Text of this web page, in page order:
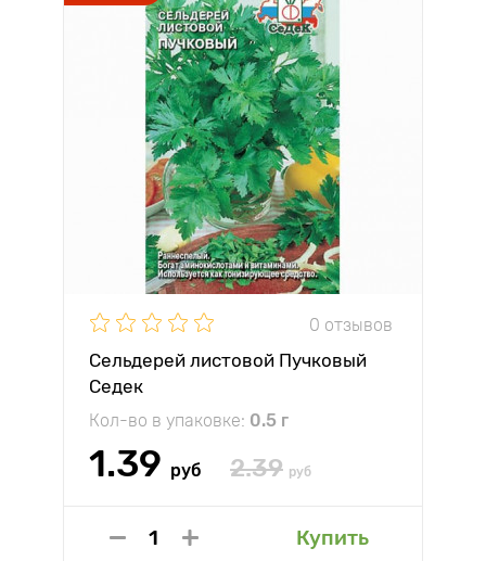
0 отзывов
Сельдерей листовой Пучковый
Седек
Кол-во в упаковке: 0.5 г
1.39 руб 2.39 руб
Купить